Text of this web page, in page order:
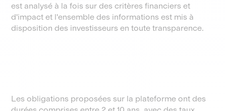
est analysé à la fois sur des critères financiers et
d'impact et l'ensemble des informations est mis à
disposition des investisseurs en toute transparence.
Les obligations proposées sur la plateforme ont des